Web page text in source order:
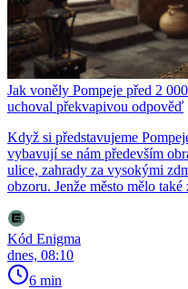
Jak voněly Pompeje před 2
uchoval překvapivou odpověď
Když si představujeme
vybavují se nám především
ulice, zahrady za vysokými
obzoru. Jenže město mělo
Kód Enigma
dnes, 08:10
6 min